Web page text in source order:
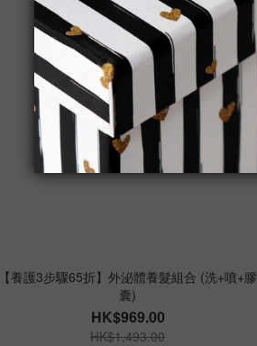
【養護3步驟65折】外泌體養髮組合 (洗+噴+膠
囊)
HK$969.00
HK$1,493.00